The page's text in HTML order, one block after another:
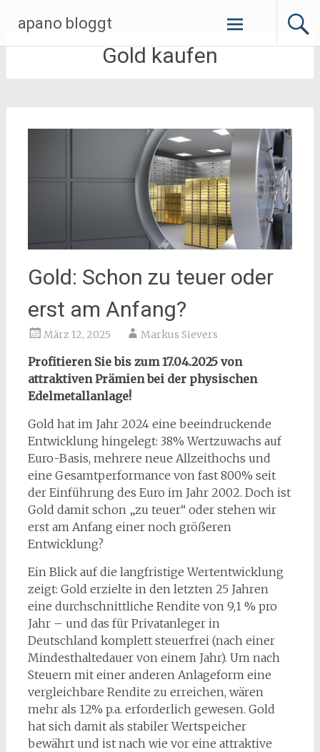
Inhalt
springen
apano bloggt
Gold kaufen
Gold: Schon zu teuer oder
erst am Anfang?
März 12, 2025 Markus Sievers
Profitieren Sie bis zum 17.04.2025 von
attraktiven Prämien bei der physischen
Edelmetallanlage!
Gold hat im Jahr 2024 eine beeindruckende
Entwicklung hingelegt: 38% Wertzuwachs auf
Euro-Basis, mehrere neue Allzeithochs und
eine Gesamtperformance von fast 800% seit
der Einführung des Euro im Jahr 2002. Doch ist
Gold damit schon „zu teuer“ oder stehen wir
erst am Anfang einer noch größeren
Entwicklung?
Ein Blick auf die langfristige Wertentwicklung
zeigt: Gold erzielte in den letzten 25 Jahren
eine durchschnittliche Rendite von 9,1 % pro
Jahr – und das für Privatanleger in
Deutschland komplett steuerfrei (nach einer
Mindesthaltedauer von einem Jahr). Um nach
Steuern mit einer anderen Anlageform eine
vergleichbare Rendite zu erreichen, wären
mehr als 12% p.a. erforderlich gewesen. Gold
hat sich damit als stabiler Wertspeicher
bewährt und ist nach wie vor eine attraktive